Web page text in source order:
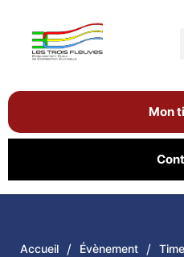
Mon
Accueil / Évènement /